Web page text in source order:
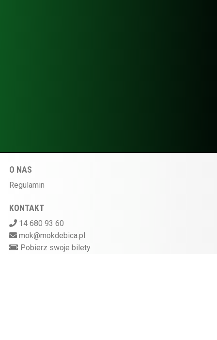
O NAS
Regulamin
KONTAKT
14 680 93 60
mok@mokdebica.pl
Pobierz swoje bilety